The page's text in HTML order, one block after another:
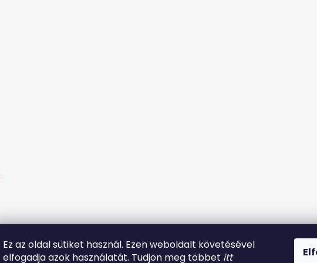
Ez az oldal sütiket használ. Ezen weboldalt követésével
elfogadja azok használatát. Tudjon meg többet itt